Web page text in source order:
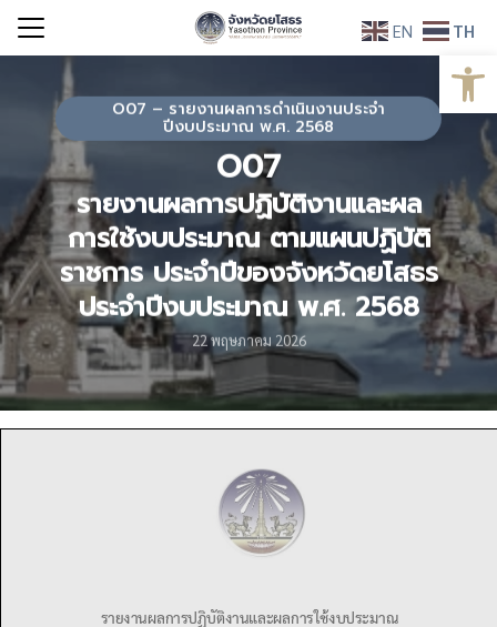
Skip
Search
O07 – รายงานผลการดำเนินงานประจำ
ปีงบประมาณ พ.ศ. 2568
O07
รายงานผลการปฏิบัติงานและผล
การใช้งบประมาณ ตามแผนปฏิบัติ
ราชการ ประจำปีของจังหวัดยโสธร
ประจำปีงบประมาณ พ.ศ. 2568
22 พฤษภาคม 2026
EN TH